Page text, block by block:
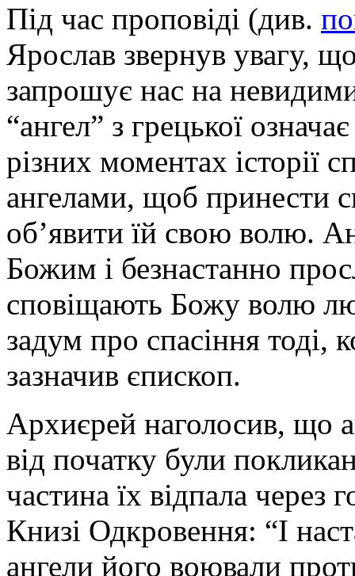
Під час проповіді (див.
Ярослав звернув увагу,
запрошує нас на
“ангел” з грецької
різних моментах історії
ангелами, щоб принести
об’явити їй свою волю.
Божим і безнастанно
сповіщають Божу волю
задум про спасіння тоді,
зазначив єпископ.
Архиєрей наголосив, що
від початку були
частина їх відпала через
Книзі Одкровення: “І
ангели його воювали